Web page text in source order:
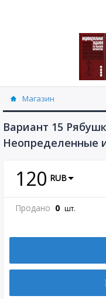
Магазин
Контрольная
Вариант 15
Неопределенные
120 RUB
Продано 0 шт.